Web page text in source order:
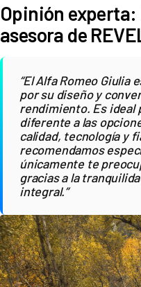
Opinión
asesora de
“El Alfa Romeo Giulia
por su diseño y
rendimiento. Es ideal
diferente a las
calidad, tecnología y
recomendamos
únicamente te
gracias a la
integral.”